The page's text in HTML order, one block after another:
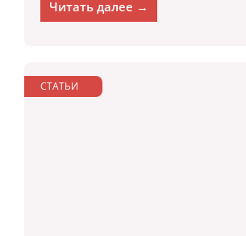
Читать далее →
СТАТЬИ